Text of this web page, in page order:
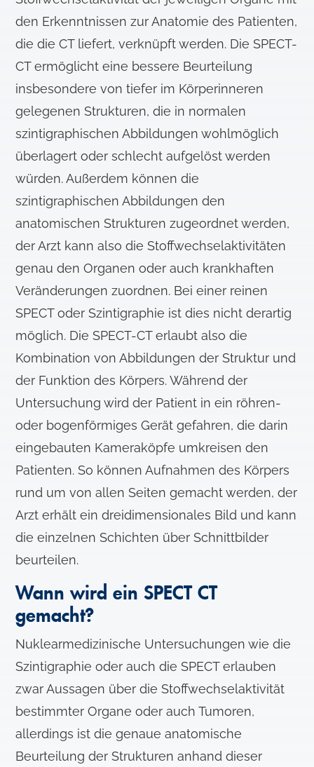
den Erkenntnissen zur Anatomie des Patienten,
die die CT liefert, verknüpft werden. Die SPECT-
CT ermöglicht eine bessere Beurteilung
insbesondere von tiefer im Körperinneren
gelegenen Strukturen, die in normalen
szintigraphischen Abbildungen wohlmöglich
überlagert oder schlecht aufgelöst werden
würden. Außerdem können die
szintigraphischen Abbildungen den
anatomischen Strukturen zugeordnet werden,
der Arzt kann also die Stoffwechselaktivitäten
genau den Organen oder auch krankhaften
Veränderungen zuordnen. Bei einer reinen
SPECT oder Szintigraphie ist dies nicht derartig
möglich. Die SPECT-CT erlaubt also die
Kombination von Abbildungen der Struktur und
der Funktion des Körpers. Während der
Untersuchung wird der Patient in ein röhren-
oder bogenförmiges Gerät gefahren, die darin
eingebauten Kameraköpfe umkreisen den
Patienten. So können Aufnahmen des Körpers
rund um von allen Seiten gemacht werden, der
Arzt erhält ein dreidimensionales Bild und kann
die einzelnen Schichten über Schnittbilder
beurteilen.
Wann wird ein SPECT CT
gemacht?
Nuklearmedizinische Untersuchungen wie die
Szintigraphie oder auch die SPECT erlauben
zwar Aussagen über die Stoffwechselaktivität
bestimmter Organe oder auch Tumoren,
allerdings ist die genaue anatomische
Beurteilung der Strukturen anhand dieser